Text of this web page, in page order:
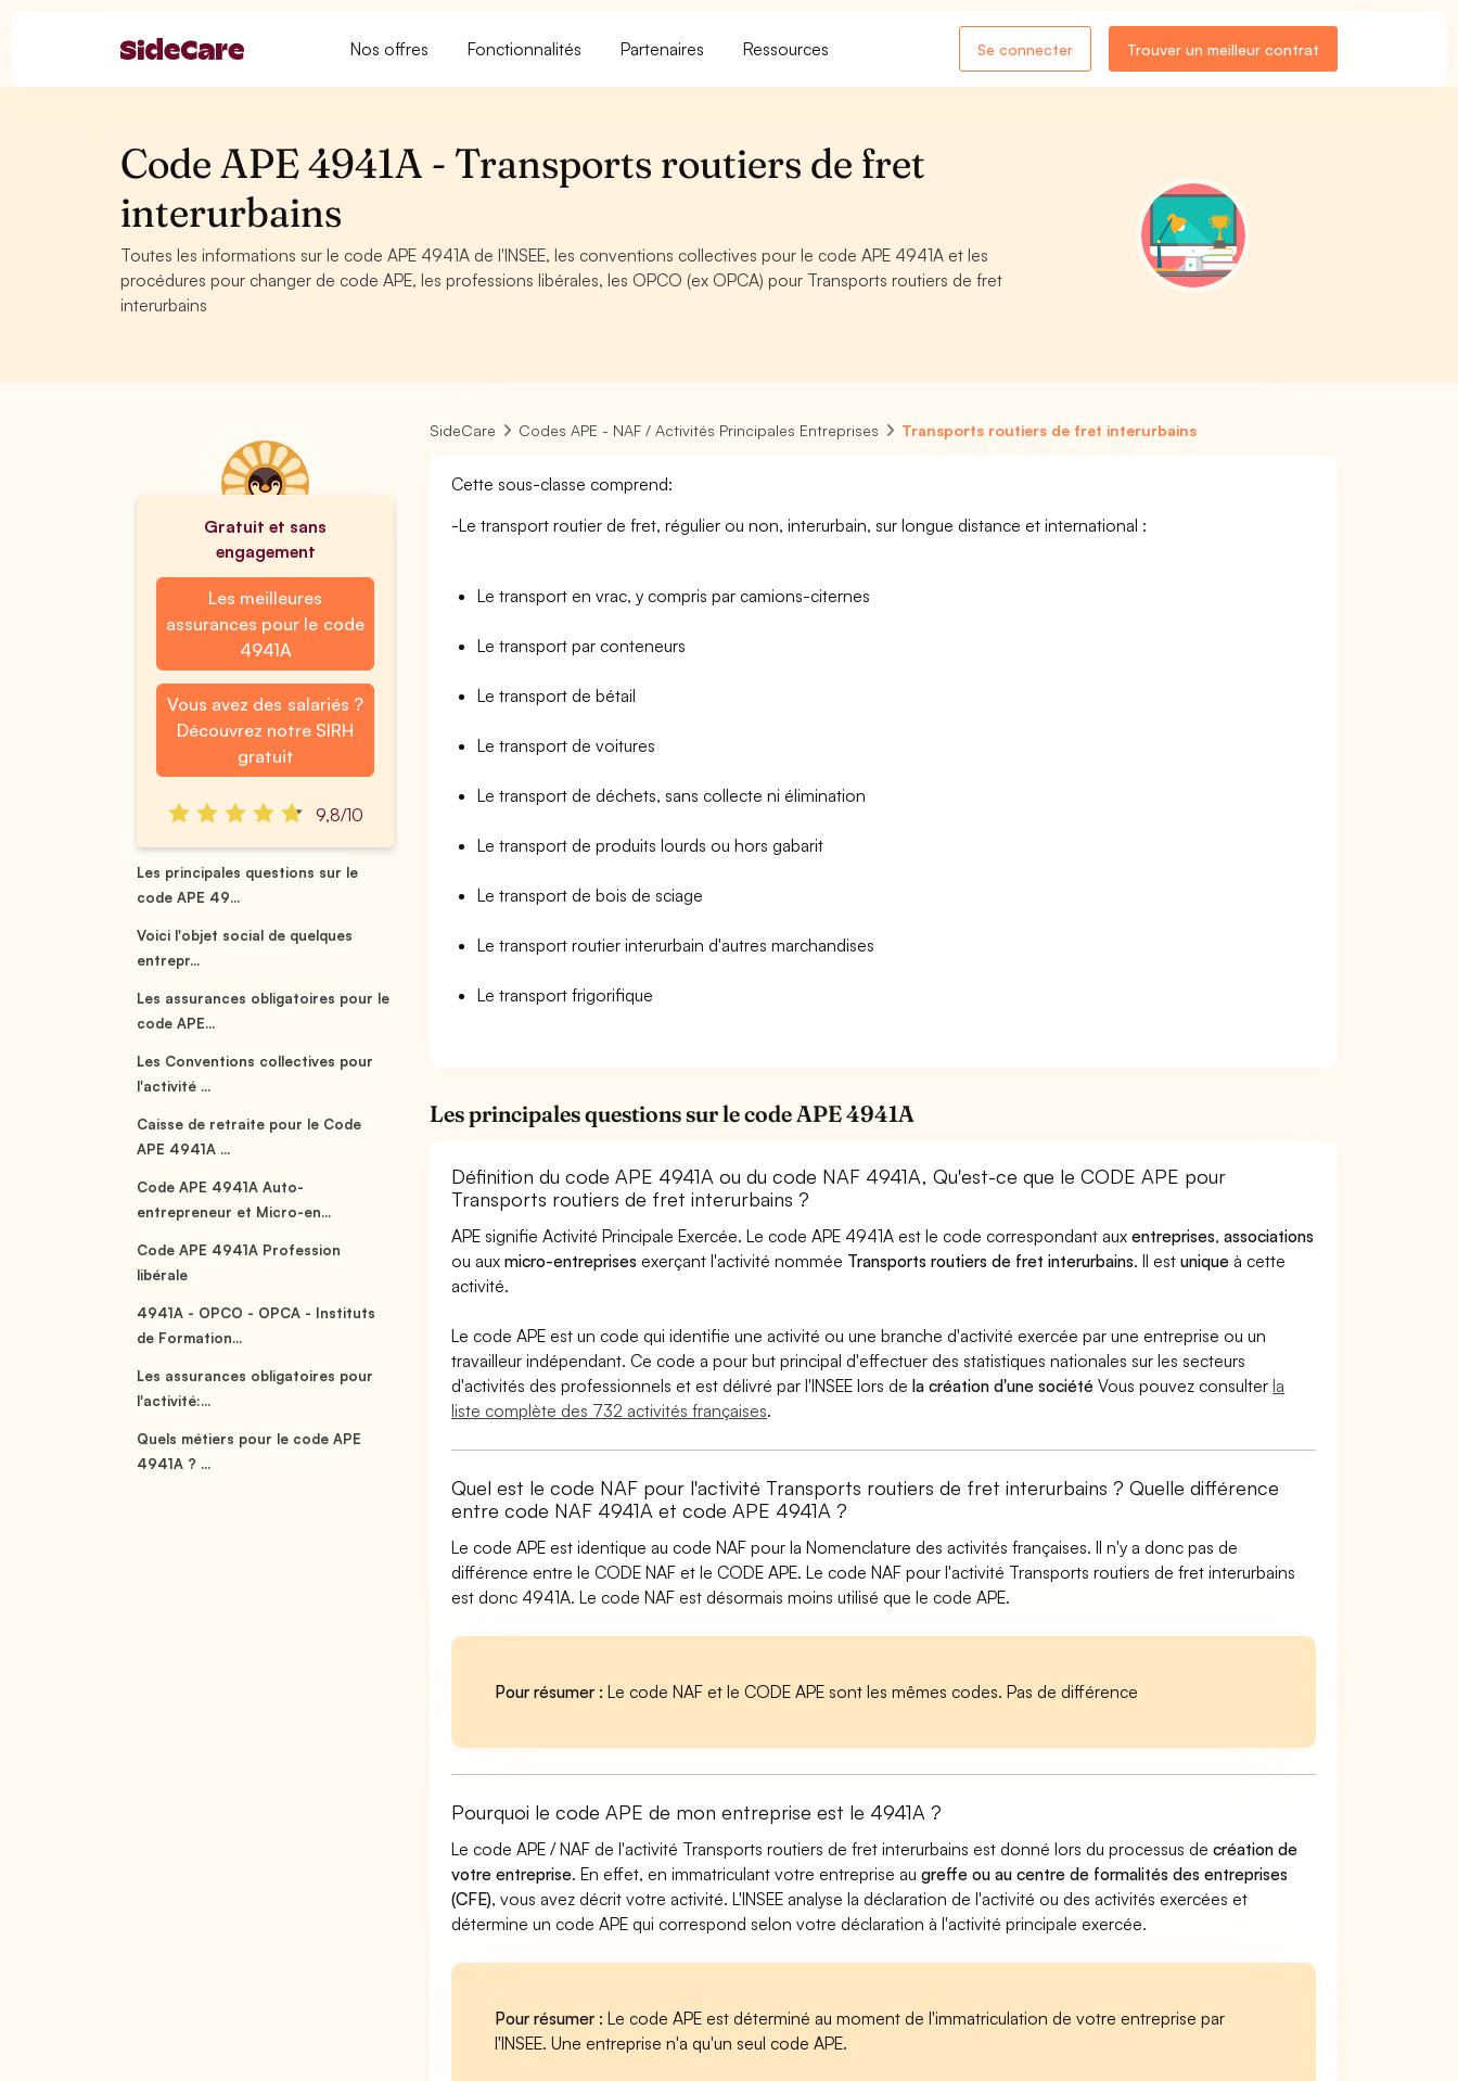
Nos offres Fonctionnalités Partenaires Ressources Se connecter Trouver un meilleur contrat
Code APE 4941A - Transports routiers de fret
interurbains
Toutes les informations sur le code APE 4941A de l'INSEE, les conventions collectives pour le code APE 4941A et les
procédures pour changer de code APE, les professions libérales, les OPCO (ex OPCA) pour Transports routiers de fret
interurbains
Gratuit et sans
engagement
Les meilleures
assurances pour le code
4941A
Vous avez des salariés ?
Découvrez notre SIRH
gratuit
9,8/10
Les principales questions sur le
code APE 49...
Voici l'objet social de quelques
entrepr...
Les assurances obligatoires pour le
code APE...
Les Conventions collectives pour
l'activité ...
Caisse de retraite pour le Code
APE 4941A ...
Code APE 4941A Auto-
entrepreneur et Micro-en...
Code APE 4941A Profession
libérale
4941A - OPCO - OPCA - Instituts
de Formation...
Les assurances obligatoires pour
l'activité:...
Quels métiers pour le code APE
4941A ? ...
SideCare Codes APE - NAF / Activités Principales Entreprises Transports routiers de fret interurbains
Cette sous-classe comprend:
-Le transport routier de fret, régulier ou non, interurbain, sur longue distance et international :
Le transport en vrac, y compris par camions-citernes
Le transport par conteneurs
Le transport de bétail
Le transport de voitures
Le transport de déchets, sans collecte ni élimination
Le transport de produits lourds ou hors gabarit
Le transport de bois de sciage
Le transport routier interurbain d'autres marchandises
Le transport frigorifique
Les principales questions sur le code APE 4941A
Définition du code APE 4941A ou du code NAF 4941A, Qu'est-ce que le CODE APE pour
Transports routiers de fret interurbains ?
APE signifie Activité Principale Exercée. Le code APE 4941A est le code correspondant auxentreprises,associations
ou auxmicro-entreprises exerçant l'activité nommée Transports routiers de fret interurbains. Il estunique à cette
activité.
Le code APE est un code qui identifie une activité ou une branche d'activité exercée par une entreprise ou un
travailleur indépendant. Ce code a pour but principal d'effectuer des statistiques nationales sur les secteurs
d'activités des professionnels et est délivré par l'INSEE lors dela création d'une société Vous pouvez consulterla
liste complète des 732 activités françaises.
Quel est le code NAF pour l'activité Transports routiers de fret interurbains ? Quelle différence
entre code NAF 4941A et code APE 4941A ?
Le code APE est identique au code NAF pour la Nomenclature des activités françaises. Il n'y a donc pas de
différence entre le CODE NAF et le CODE APE. Le code NAF pour l'activité Transports routiers de fret interurbains
est donc 4941A. Le code NAF est désormais moins utilisé que le code APE.
Pour résumer : Le code NAF et le CODE APE sont les mêmes codes. Pas de différence
Pourquoi le code APE de mon entreprise est le 4941A ?
Le code APE / NAF de l'activité Transports routiers de fret interurbains est donné lors du processus decréation de
votre entreprise. En effet, en immatriculant votre entreprise augreffe ou au centre de formalités des entreprises
(CFE), vous avez décrit votre activité. L'INSEE analyse la déclaration de l'activité ou des activités exercées et
détermine un code APE qui correspond selon votre déclaration à l'activité principale exercée.
Pour résumer : Le code APE est déterminé au moment de l'immatriculation de votre entreprise par
l'INSEE. Une entreprise n'a qu'un seul code APE.